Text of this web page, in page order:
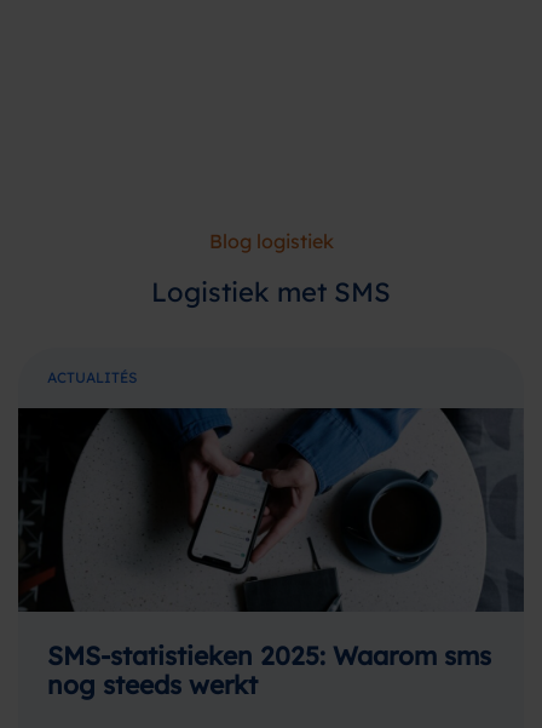
Blog logistiek
Logistiek met SMS
ACTUALITÉS
SMS-statistieken 2025: Waarom sms
nog steeds werkt